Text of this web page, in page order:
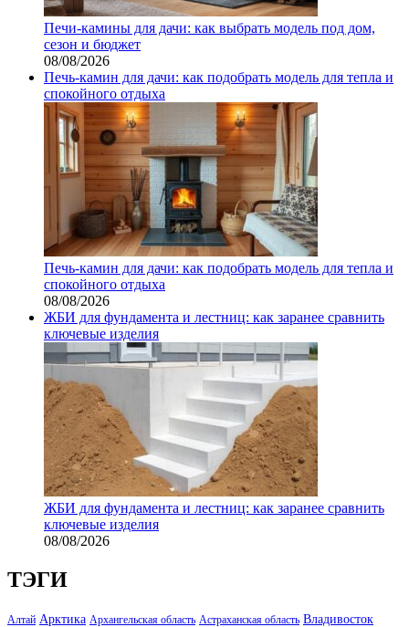
Печи-камины для дачи: как выбрать модель под дом,
сезон и бюджет
08/08/2026
Печь-камин для дачи: как подобрать модель для тепла и
спокойного отдыха
Печь-камин для дачи: как подобрать модель для тепла и
спокойного отдыха
08/08/2026
ЖБИ для фундамента и лестниц: как заранее сравнить
ключевые изделия
ЖБИ для фундамента и лестниц: как заранее сравнить
ключевые изделия
08/08/2026
ТЭГИ
Алтай Арктика Архангельская область Астраханская область Владивосток